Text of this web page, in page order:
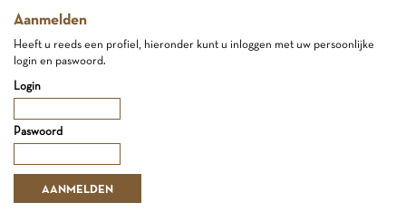
Aanmelden
Heeft u reeds een profiel, hieronder kunt u inloggen met uw persoonlijke
login en paswoord.
Login
Paswoord